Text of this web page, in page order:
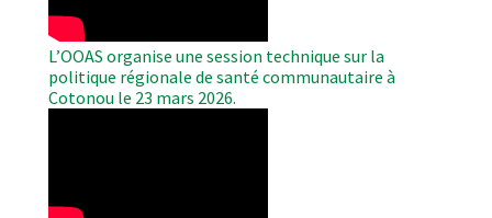
L’OOAS organise une session technique sur la
politique régionale de santé communautaire à
Cotonou le 23 mars 2026.